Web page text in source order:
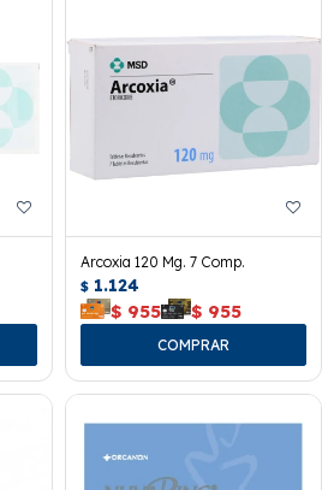
Arcoxia 120 Mg. 7 Comp.
$ 1.124
$ 955 $ 955